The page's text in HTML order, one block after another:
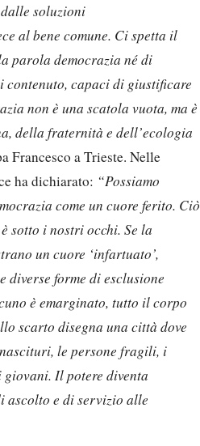
soluzioni
al bene comune. Ci spetta il
parola democrazia né di
capaci di giustificare
non è una scatola vuota, ma è
della fraternità e dell’ecologia
Francesco a Trieste. Nelle
ha dichiarato: “Possiamo
come un cuore ferito. Ciò
sotto i nostri occhi. Se la
un cuore ‘infartuato’,
diverse forme di esclusione
è emarginato, tutto il corpo
scarto disegna una città dove
le persone fragili, i
Il potere diventa
ascolto e di servizio alle